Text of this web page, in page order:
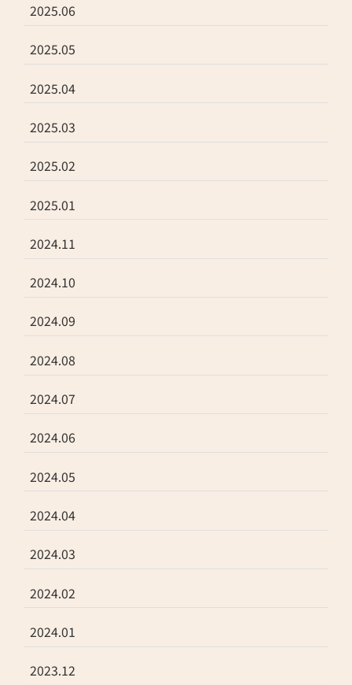
2025.06
2025.05
2025.04
2025.03
2025.02
2025.01
2024.11
2024.10
2024.09
2024.08
2024.07
2024.06
2024.05
2024.04
2024.03
2024.02
2024.01
2023.12